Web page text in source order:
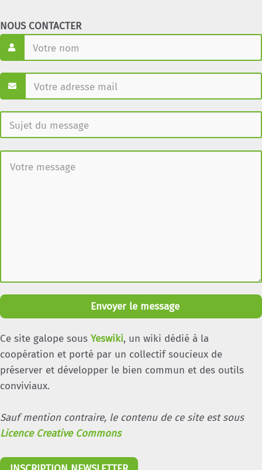
Les sons et nos capacités auditives
METABLOB : un podcast d'enquête qui
questionne la place des arts dans
l’éducation aux transitions
Musique des plantes ou comment
(ré)apprendre à écouter l'infiniment discret
Notre peau, nos tissus : frontières qui
séparent, frontières qui relient ?
Orchestre des oiseaux (1h45 d'atelier)
Organiser un micro parlement des vivants à
pour la rivière
Sauvons les sentiers : participer au
journalisme d’enquête de Médor
Se (re)connecter à la nature pour mieux
appréhender un monde contre-nature et
contre notre nature.
Se relier au vivant, tisser le lien avec le
Solidarité et santé : réduction des inégalités
sociales en santé
Tisser des liens entre vivants
NOUS CONTACTER
Envoyer le message
Ce site galope sous Yeswiki, un wiki dédié à la
coopération et porté par un collectif soucieux de
préserver et développer le bien commun et des outils
conviviaux.
Sauf mention contraire, le contenu de ce site est sous
Licence Creative Commons